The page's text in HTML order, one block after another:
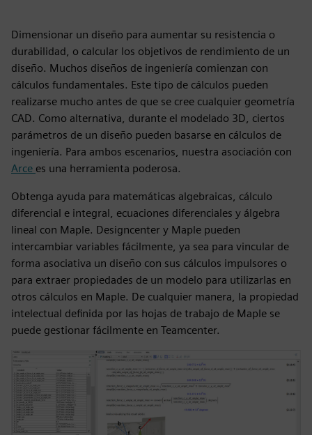
Dimensionar un diseño para aumentar su resistencia o
durabilidad, o calcular los objetivos de rendimiento de un
diseño. Muchos diseños de ingeniería comienzan con
cálculos fundamentales. Este tipo de cálculos pueden
realizarse mucho antes de que se cree cualquier geometría
CAD. Como alternativa, durante el modelado 3D, ciertos
parámetros de un diseño pueden basarse en cálculos de
ingeniería. Para ambos escenarios, nuestra asociación con
Arce es una herramienta poderosa.
Obtenga ayuda para matemáticas algebraicas, cálculo
diferencial e integral, ecuaciones diferenciales y álgebra
lineal con Maple. Designcenter y Maple pueden
intercambiar variables fácilmente, ya sea para vincular de
forma asociativa un diseño con sus cálculos impulsores o
para extraer propiedades de un modelo para utilizarlas en
otros cálculos en Maple. De cualquier manera, la propiedad
intelectual definida por las hojas de trabajo de Maple se
puede gestionar fácilmente en Teamcenter.